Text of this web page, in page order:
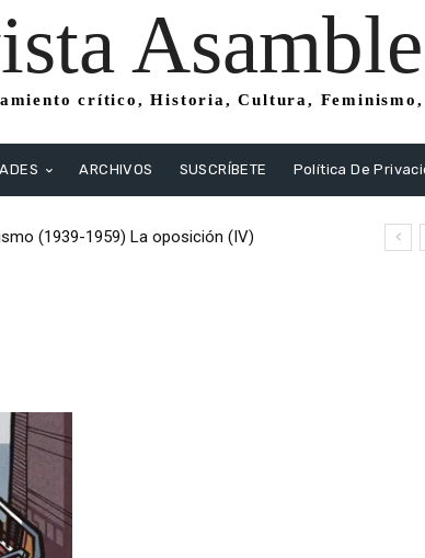
crítico, Historia, Cultura,
ARCHIVOS SUSCRÍBETE Política De
(1939-1959) La oposición (IV)